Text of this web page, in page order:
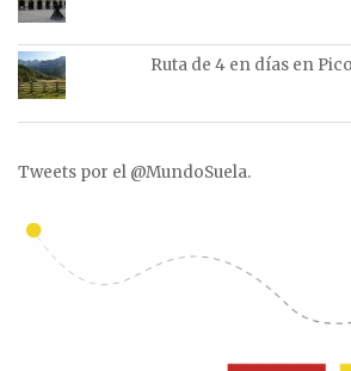
Ruta de 4 en días en
Tweets por el @MundoSuela.